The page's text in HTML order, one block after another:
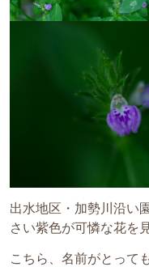
出水地区・加勢川沿い
さい紫色が可憐な花を
こちら、名前がとって